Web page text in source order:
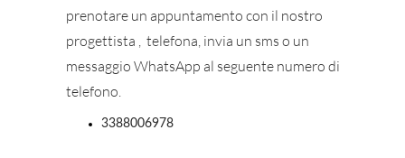
prenotare un appuntamento con il nostro
progettista , telefona, invia un sms o un
messaggio WhatsApp al seguente numero di
telefono.
3388006978